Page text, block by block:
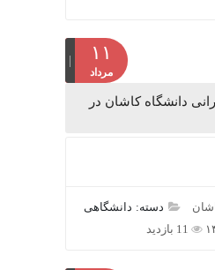
۱۱
مرداد
کاشان در
دسته: دانشگاهی